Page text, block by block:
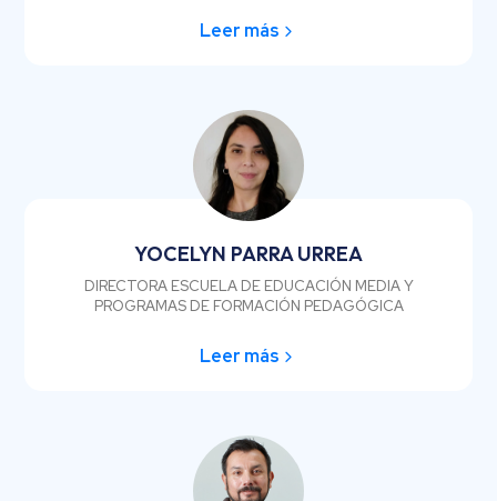
Leer más
YOCELYN PARRA URREA
DIRECTORA ESCUELA DE EDUCACIÓN MEDIA Y
PROGRAMAS DE FORMACIÓN PEDAGÓGICA
Leer más